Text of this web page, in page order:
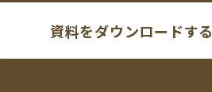
資料をダウンロードする